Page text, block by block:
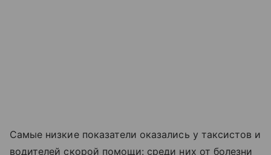
Самые низкие показатели оказались у таксистов и
водителей скорой помощи: среди них от болезни